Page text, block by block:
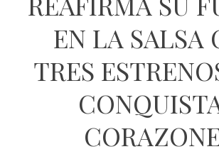
EN LA SALSA
TRES